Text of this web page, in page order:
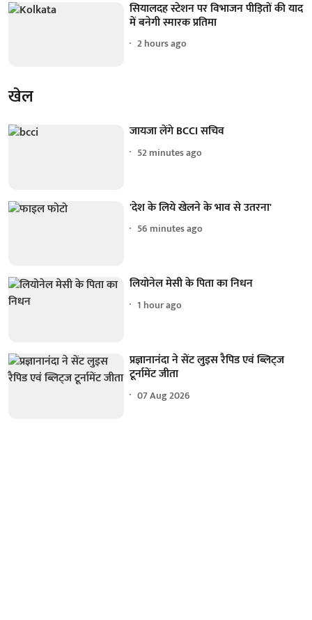
सियालदह स्टेशन पर विभाजन पीड़ितों की याद
में बनेगी स्मारक प्रतिमा
2 hours ago
खेल
जायजा लेंगे BCCI सचिव
52 minutes ago
'देश के लिये खेलने के भाव से उतरना'
56 minutes ago
लियोनेल मेसी के पिता का निधन
1 hour ago
प्रज्ञानानंदा ने सेंट लुइस रैपिड एवं ब्लिट्ज
टूर्नामेंट जीता
07 Aug 2026